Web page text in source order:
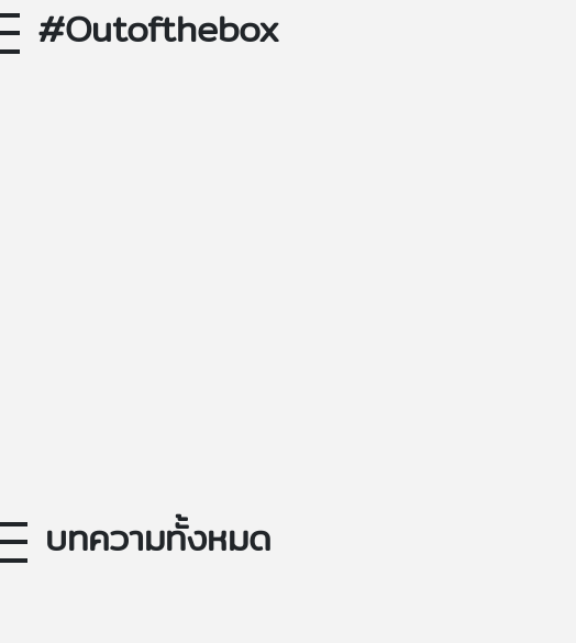
#Outofthebox
บทความทั้งหมด